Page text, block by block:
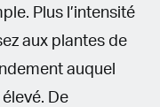
Plus l’intensité
aux plantes de
auquel
De